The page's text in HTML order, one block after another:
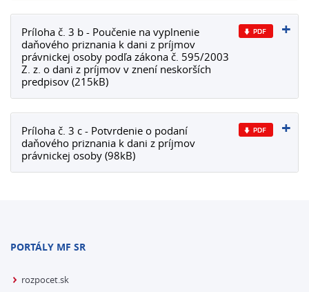
Príloha č. 3 b - Poučenie na vyplnenie
daňového priznania k dani z príjmov
právnickej osoby podľa zákona č. 595/2003
Z. z. o dani z príjmov v znení neskorších
predpisov (215kB)
Príloha č. 3 c - Potvrdenie o podaní
daňového priznania k dani z príjmov
právnickej osoby (98kB)
PORTÁLY MF SR
rozpocet.sk